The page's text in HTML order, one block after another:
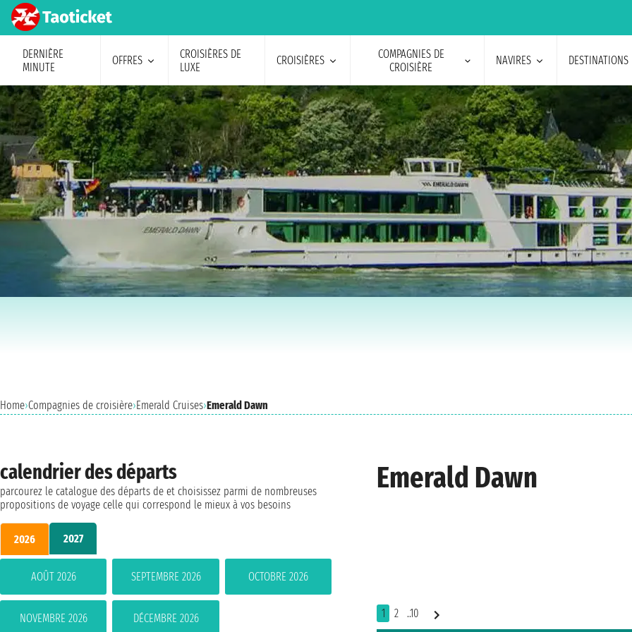
DERNIÈRE
MINUTE
OFFRES
CROISIÈRES DE
LUXE
CROISIÈRES
COMPAGNIES DE
CROISIÈRE
NAVIRES DESTINATIONS
Home›Compagnies de croisière›Emerald Cruises›Emerald Dawn
Emerald Dawn
1 2 ..10
calendrier des départs
parcourez le catalogue des départs de et choisissez parmi de nombreuses
propositions de voyage celle qui correspond le mieux à vos besoins
2026 2027
AOÛT 2026 SEPTEMBRE 2026 OCTOBRE 2026
NOVEMBRE 2026 DÉCEMBRE 2026